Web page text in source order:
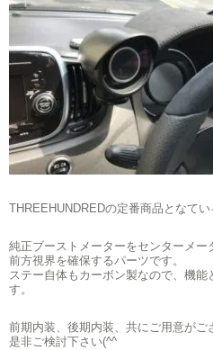
THREEHUNDREDの定番商品となて
純正ブーストメーターをセンターメー
前方視界を確保するパーツです。
ステー自体もカーボン製なので、機
す。
前期内装、後期内装、共にご用意がご
是非ご検討下さい(^^ゞ